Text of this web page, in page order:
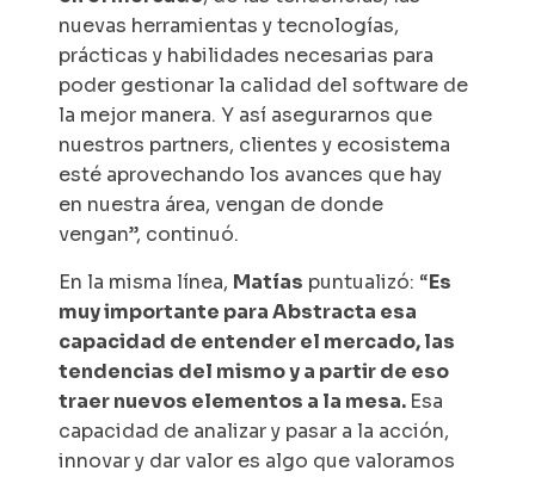
nuevas herramientas y tecnologías,
prácticas y habilidades necesarias para
poder gestionar la calidad del software de
la mejor manera. Y así asegurarnos que
nuestros partners, clientes y ecosistema
esté aprovechando los avances que hay
en nuestra área, vengan de donde
vengan”, continuó.
En la misma línea, Matías puntualizó: “Es
muy importante para Abstracta esa
capacidad de entender el mercado, las
tendencias del mismo y a partir de eso
traer nuevos elementos a la mesa. Esa
capacidad de analizar y pasar a la acción,
innovar y dar valor es algo que valoramos